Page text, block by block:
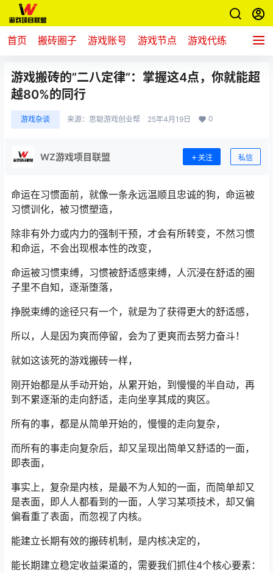
首页 搬砖圈子 游戏账号 游戏节点 游戏代练 新游推
游戏搬砖的”二八定律”：掌握这4点，你就能超
越80%的同行
游戏杂谈 来源： 思聪游戏创业帮 25年4月19日 0
WZ游戏项目联盟 关注 私信
命运在习惯面前，就像一条永远温顺且忠诚的狗，命运被
习惯训化，被习惯塑造，
除非有外力或内力的强制干预，才会有所转变，不然习惯
和命运，不会出现根本性的改变，
命运被习惯束缚，习惯被舒适感束缚，人沉浸在舒适的圈
子里不自知，逐渐堕落，
挣脱束缚的途径只有一个，就是为了获得更大的舒适感，
所以，人是因为爽而停留，会为了更爽而去努力奋斗！
就如这该死的游戏搬砖一样，
刚开始都是从手动开始，从累开始，到慢慢的半自动，再
到不累逐渐的走向舒适，走向坐享其成的爽区。
所有的事，都是从简单开始的，慢慢的走向复杂，
而所有的事走向复杂后，却又呈现出简单又舒适的一面，
即表面，
事实上，复杂是内核，是最不为人知的一面，而简单却又
是表面，即人人都看到的一面，人学习某项技术，却又偏
偏看重了表面，而忽视了内核。
能建立长期有效的搬砖机制，是内核决定的，
能长期建立稳定收益渠道的，需要我们抓住4个核心要素：